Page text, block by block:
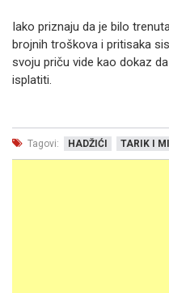
Iako priznaju da je bilo
brojnih troškova i pritisaka
svoju priču vide kao dokaz
isplatiti.
Tagovi: HADŽIĆI TARIK I